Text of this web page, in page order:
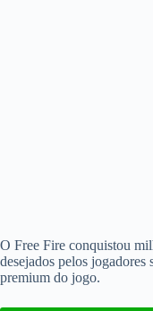
O Free Fire conquistou
desejados pelos jogadores
premium do jogo.